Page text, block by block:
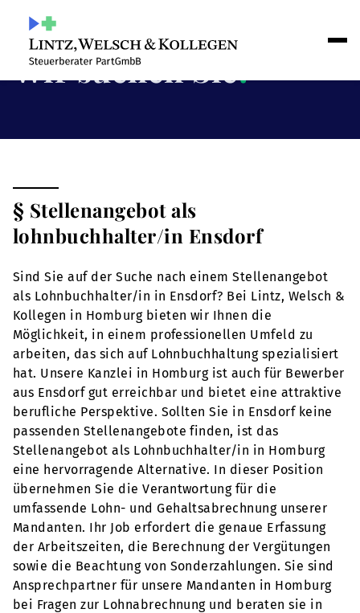
Wir suchen Sie!
§ Stellenangebot als
lohnbuchhalter/in Ensdorf
Sind Sie auf der Suche nach einem Stellenangebot
als Lohnbuchhalter/in in Ensdorf? Bei Lintz, Welsch &
Kollegen in Homburg bieten wir Ihnen die
Möglichkeit, in einem professionellen Umfeld zu
arbeiten, das sich auf Lohnbuchhaltung spezialisiert
hat. Unsere Kanzlei in Homburg ist auch für Bewerber
aus Ensdorf gut erreichbar und bietet eine attraktive
berufliche Perspektive. Sollten Sie in Ensdorf keine
passenden Stellenangebote finden, ist das
Stellenangebot als Lohnbuchhalter/in in Homburg
eine hervorragende Alternative. In dieser Position
übernehmen Sie die Verantwortung für die
umfassende Lohn- und Gehaltsabrechnung unserer
Mandanten. Ihr Job erfordert die genaue Erfassung
der Arbeitszeiten, die Berechnung der Vergütungen
sowie die Beachtung von Sonderzahlungen. Sie sind
Ansprechpartner für unsere Mandanten in Homburg
bei Fragen zur Lohnabrechnung und beraten sie in